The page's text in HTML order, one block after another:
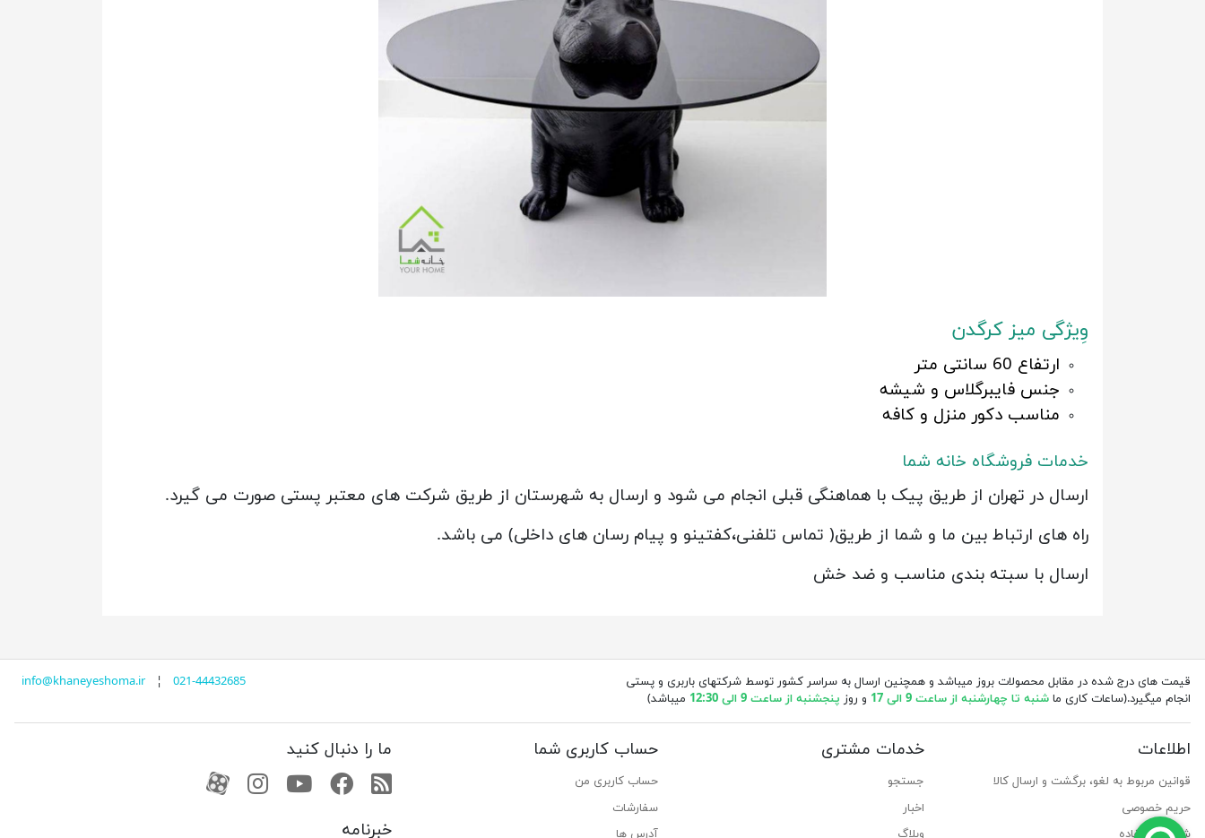
وِیژگی میز کرگدن
ارتفاع 60 سانتی متر
جنس فایبرگلاس و شیشه
مناسب دکور منزل و کافه
خدمات فروشگاه خانه شما
ارسال در تهران از طریق پیک با هماهنگی قبلی انجام می شود و ارسال به شهرستان از طریق شرکت های معتبر پستی صورت می گیرد.
راه های ارتباط بین ما و شما از طریق( تماس تلفنی،کفتینو و پیام رسان های داخلی) می باشد.
ارسال با سبته بندی مناسب و ضد خش
قیمت های درج شده در مقابل محصولات بروز میباشد و همچنین ارسال به سراسر کشور توسط شرکتهای باربری و پستی
انجام میگیرد.(ساعات کاری ما شنبه تا چهارشنبه از ساعت 9 الی 17 و روز پنجشنبه از ساعت 9 الی 12:30 میباشد)
info@khaneyeshoma.ir¦ 021-44432685
اطلاعات
قوانین مربوط به لغو، برگشت و ارسال کالا
حریم خصوصی
شرایط استفاده
خدمات مشتری
جستجو
اخبار
وبلاگ
حساب کاربری شما
حساب کاربری من
سفارشات
آدرس ها
ما را دنبال کنید
RSS فیسبوکیوتیوبکانال آپارات
کانال آپارات
خبرنامه